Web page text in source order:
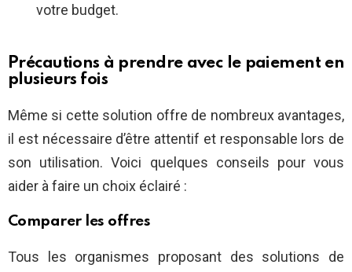
votre budget.
Précautions à prendre avec le paiement en
plusieurs fois
Même si cette solution offre de nombreux avantages,
il est nécessaire d’être attentif et responsable lors de
son utilisation. Voici quelques conseils pour vous
aider à faire un choix éclairé :
Comparer les offres
Tous les organismes proposant des solutions de